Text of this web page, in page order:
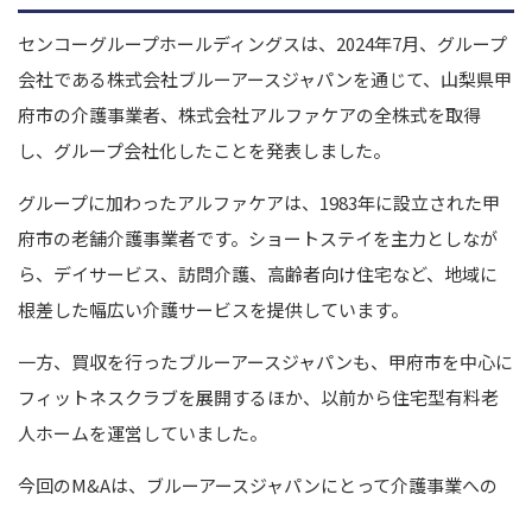
センコーグループホールディングスは、2024年7月、グループ
会社である株式会社ブルーアースジャパンを通じて、山梨県甲
府市の介護事業者、株式会社アルファケアの全株式を取得
し、グループ会社化したことを発表しました。
グループに加わったアルファケアは、1983年に設立された甲
府市の老舗介護事業者です。ショートステイを主力としなが
ら、デイサービス、訪問介護、高齢者向け住宅など、地域に
根差した幅広い介護サービスを提供しています。
一方、買収を行ったブルーアースジャパンも、甲府市を中心に
フィットネスクラブを展開するほか、以前から住宅型有料老
人ホームを運営していました。
今回のM&Aは、ブルーアースジャパンにとって介護事業への